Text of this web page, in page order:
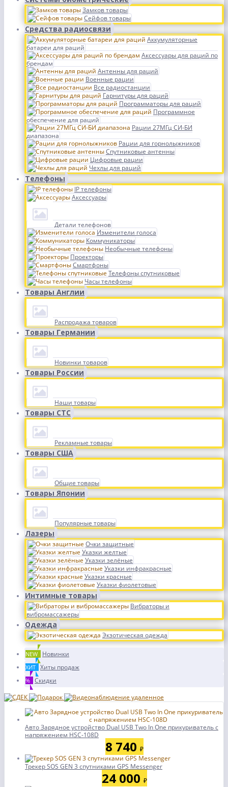
Замков товары
Сейфов товары
Средства радиосвязи
Аккумуляторные
батареи для раций
Аксессуары для раций по
брендам
Антенны для раций
Военные рации
Все радиостанции
Гарнитуры для раций
Программаторы для раций
Программное
обеспечение для раций
Рации 27МГц СИ-БИ
диапазона
Рации для горнолыжников
Спутниковые антенны
Цифровые рации
Чехлы для раций
Телефоны
IP телефоны
Аксессуары
Детали телефонов
Изменители голоса
Коммуникаторы
Необычные телефоны
Проекторы
Смартфоны
Телефоны спутниковые
Часы телефоны
Товары Англии
Распродажа товаров
Товары Германии
Новинки товаров
Товары России
Наши товары
Товары СТС
Рекламные товары
Товары США
Общие товары
Товары Японии
Популярные товары
Лазеры
Очки защитные
Указки желтые
Указки зелёные
Указки инфракрасные
Указки красные
Указки фиолетовые
Интимные товары
Вибраторы и
вибромассажеры
Одежда
Экзотическая одежда
NEW Новинки
ХИТ Хиты продаж
% Скидки
Авто Зарядное устройство Dual USB Two In One прикуриватель с
напряжением HSC-108D
8 740 ₽
Трекер SOS GEN 3 спутниками GPS Messenger
24 000 ₽